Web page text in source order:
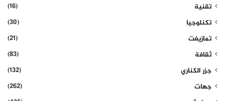
تقنية
(16)
تكنلوجيا
(30)
تمازيغت
(21)
ثقافة
(83)
جزر الكناري
(132)
جهات
(262)